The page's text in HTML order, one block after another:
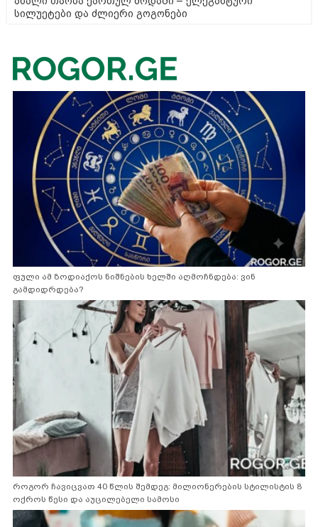
სილუეტები და ძლიერი გოგონები
ფული ამ ზოდიაქოს ნიშნების ხელში აღმოჩნდება: ვინ
გამდიდრდება?
როგორ ჩავიცვათ 40 წლის შემდეგ: მილიონერების სტილისტის 8
ოქროს წესი და აუცილებელი სამოსი